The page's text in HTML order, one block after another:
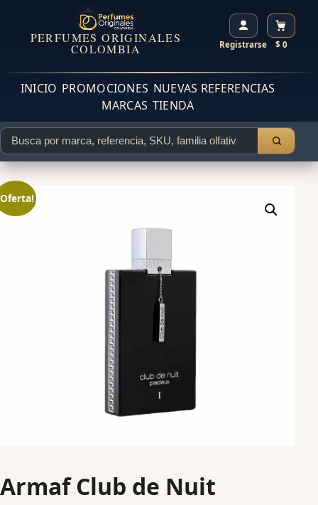
PERFUMES ORIGINALES
COLOMBIA Registrarse $ 0
INICIO PROMOCIONES NUEVAS REFERENCIAS
MARCAS TIENDA
Armaf Club de Nuit